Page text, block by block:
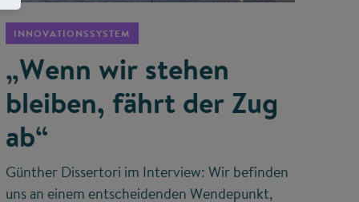
INNOVATIONSSYSTEM
„Wenn wir stehen
bleiben, fährt der Zug
ab“
Günther Dissertori im Interview: Wir befinden
uns an einem entscheidenden Wendepunkt,